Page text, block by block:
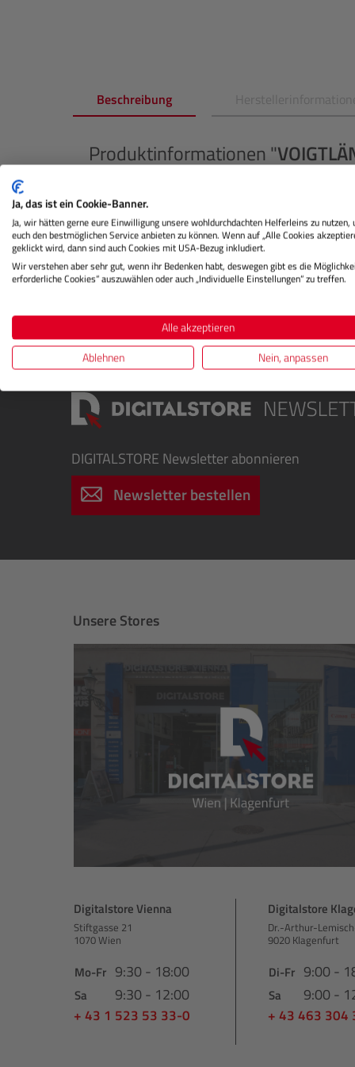
Beschreibung
Produktinformationen "
Die LH-7 Sonnenblende wurde speziell für
und passt perfekt auf den Objektivring. Sie ist
dem Objektiv ein professionelles Aussehen.
Die Sonnenblende wurde entwickelt, um
eine bessere Bildqualität zu ermöglichen. Mit
hellem Sonnen- oder Gegenlicht gestochen
verbessern die Farbtreue und den Kontrast Ihrer
DIGITALSTORE Newsletter abonnieren
Newsletter bestellen
Unsere Stores
Digitalstore Vienna
Stiftgasse 21
1070 Wien
Mo-Fr 9:30 - 18:00
Sa 9:30 - 12:00
+ 43 1 523 53 33-0
Digitalstore
Dr.-Arthur-
9020 Klagenfurt
Di-Fr 9:00 -
Sa 9:00 -
+ 43 463 304
Ja, das ist ein Cookie-Banner.
Ja, wir hätten gerne eure Einwilligung unsere wohldurchdachten Helferleins zu nutzen,
euch den bestmöglichen Service anbieten zu können. Wenn auf „Alle Cookies
geklickt wird, dann sind auch Cookies mit USA-Bezug inkludiert.
Wir verstehen aber sehr gut, wenn ihr Bedenken habt, deswegen gibt es die
erforderliche Cookies“ auszuwählen oder auch „Individuelle Einstellungen“ zu treffen.
Alle akzeptieren
Ablehnen
Nein, anpassen